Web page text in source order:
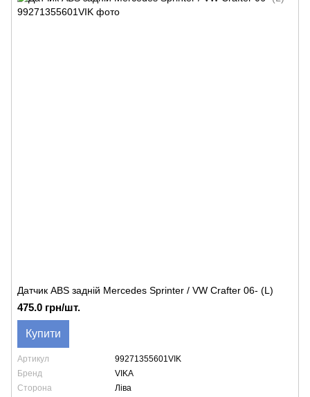
Датчик ABS задній Mercedes Sprinter / VW Crafter 06- (L)
475.0 грн/шт.
Купити
Артикул
99271355601VIK
Бренд
VIKA
Сторона
Ліва